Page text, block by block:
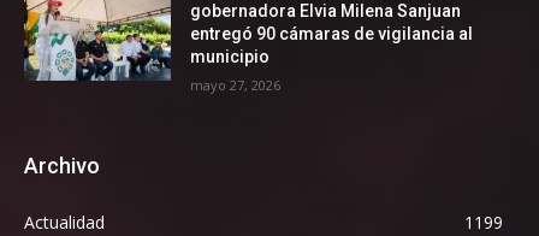
gobernadora Elvia Milena Sanjuan
entregó 90 cámaras de vigilancia al
municipio
mayo 27, 2026
Archivo
Actualidad
1199